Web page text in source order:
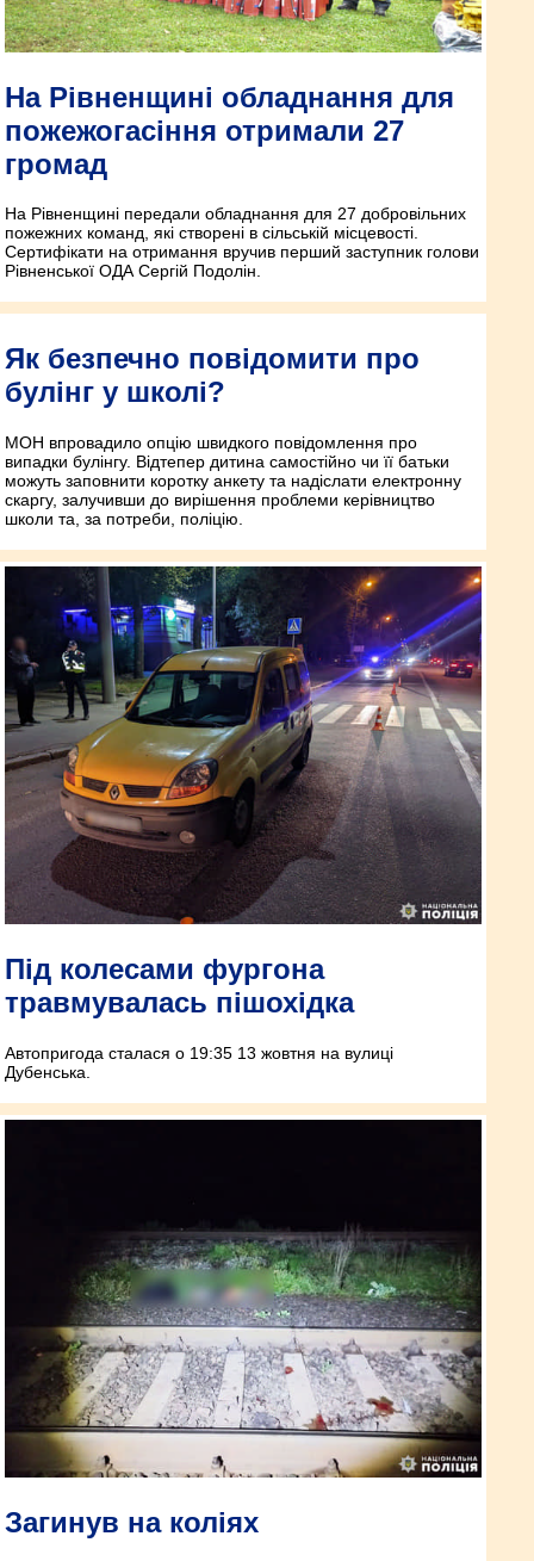
На Рівненщині обладнання для
пожежогасіння отримали 27
громад
На Рівненщині передали обладнання для 27 добровільних
пожежних команд, які створені в сільській місцевості.
Сертифікати на отримання вручив перший заступник голови
Рівненської ОДА Сергій Подолін.
Як безпечно повідомити про
булінг у школі?
МОН впровадило опцію швидкого повідомлення про
випадки булінгу. Відтепер дитина самостійно чи її батьки
можуть заповнити коротку анкету та надіслати електронну
скаргу, залучивши до вирішення проблеми керівництво
школи та, за потреби, поліцію.
Під колесами фургона
травмувалась пішохідка
Автопригода сталася о 19:35 13 жовтня на вулиці
Дубенська.
Загинув на коліях